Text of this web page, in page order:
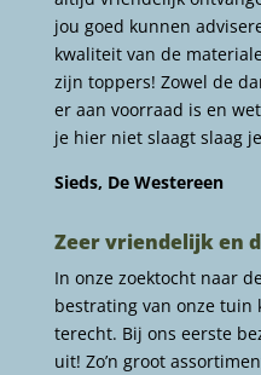
jou goed kunnen
kwaliteit van de
zijn toppers! Zowel de
er aan voorraad is en
je hier niet slaagt slaag
Sieds, De Westereen
Zeer vriendelijk en
In onze zoektocht naar
bestrating van onze tuin
terecht. Bij ons eerste
uit! Zo’n groot